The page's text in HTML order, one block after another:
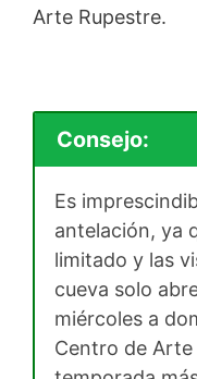
Arte Rupestre.
Consejo:
Es
antelación, ya
limitado y las
cueva solo
miércoles a
Centro de